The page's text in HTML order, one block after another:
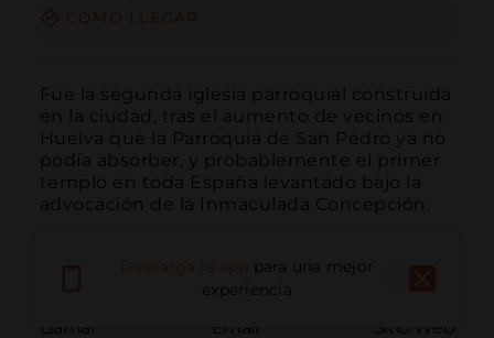
Fue la segunda iglesia parroquial construida
en la ciudad, tras el aumento de vecinos en
Huelva que la Parroquia de San Pedro ya no
podía absorber, y probablemente el primer
templo en toda España levantado bajo la
advocación de la Inmaculada Concepción.
Llamar Email Sitio Web
para una mejor
experiencia